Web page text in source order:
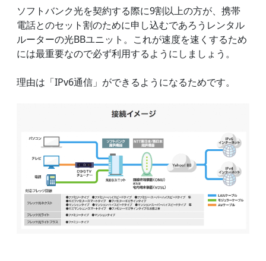
ソフトバンク光を契約する際に9割以上の方が、携帯
電話とのセット割のために申し込むであろうレンタル
ルーターの光BBユニット。これが速度を速くするため
には最重要なので必ず利用するようにしましょう。
理由は「IPv6通信」ができるようになるためです。